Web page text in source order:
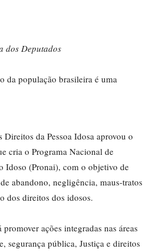
dos Deputados
da população brasileira é uma
Direitos da Pessoa Idosa aprovou o
cria o Programa Nacional de
Idoso (Pronai), com o objetivo de
abandono, negligência, maus-tratos
dos direitos dos idosos.
ações integradas nas áreas
segurança pública, Justiça e direitos